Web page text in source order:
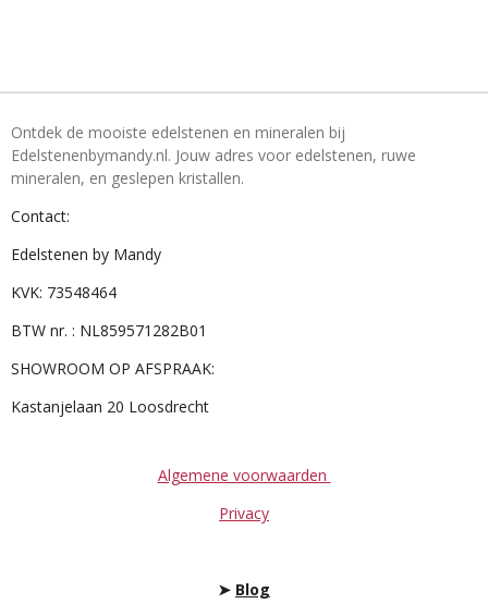
Ontdek de mooiste edelstenen en mineralen bij
Edelstenenbymandy.nl. Jouw adres voor edelstenen, ruwe
mineralen, en geslepen kristallen.
Contact:
Edelstenen by Mandy
KVK: 73548464
BTW nr. : NL859571282B01
SHOWROOM OP AFSPRAAK:
Kastanjelaan 20 Loosdrecht
Algemene voorwaarden
Privacy
➤ Blog